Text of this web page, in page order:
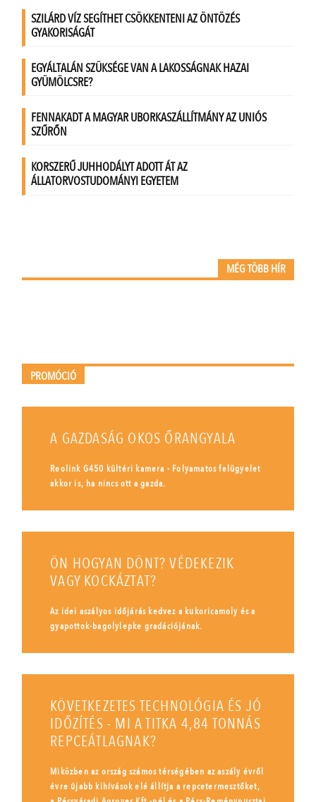
MÉG TÖBB HÍR
PROMÓCIÓ
A GAZDASÁG OKOS ŐRANGYALA
Reolink G450 kültéri kamera - Folyamatos felügyelet
akkor is, ha nincs ott a gazda.
ÖN HOGYAN DÖNT? VÉDEKEZIK
VAGY KOCKÁZTAT?
Az idei aszályos időjárás kedvez a kukoricamoly és a
gyapottok-bagolylepke gradációjának.
KÖVETKEZETES TECHNOLÓGIA ÉS JÓ
IDŐZÍTÉS - MI A TITKA 4,84 TONNÁS
REPCEÁTLAGNAK?
Miközben az ország számos térségében az aszály évről
évre újabb kihívások elé állítja a repcetermesztőket,